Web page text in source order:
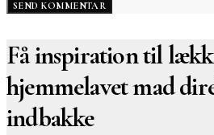
Få inspiration til
hjemmelavet mad
indbakke